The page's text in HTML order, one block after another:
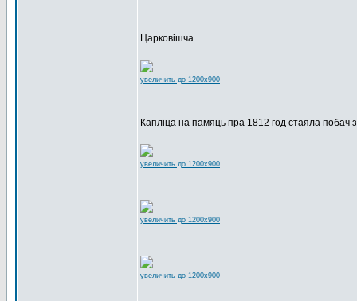
Царковішча.
увеличить до 1200x900
Капліца на памяць пра 1812 год стаяла побач
увеличить до 1200x900
увеличить до 1200x900
увеличить до 1200x900